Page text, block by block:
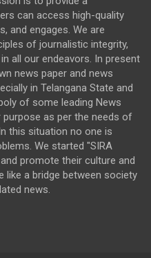
can access high-quality
and engages. We are
of journalistic integrity,
all our endeavors. In present
news paper and news
in Telangana State and
of some leading News
purpose as per the needs of
this situation no one is
We started "SIRA
promote their culture and
like a bridge between society
news.